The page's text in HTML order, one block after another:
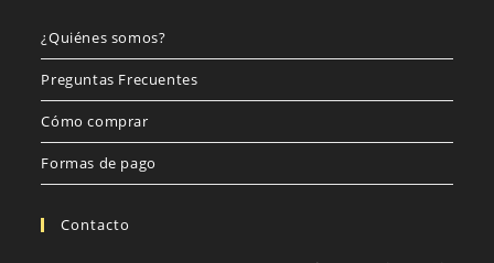
¿Quiénes somos?
Preguntas Frecuentes
Cómo comprar
Formas de pago
Contacto